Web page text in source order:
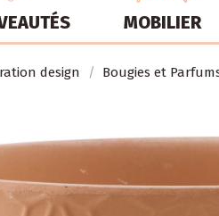
MOBILIER
design Bougies et